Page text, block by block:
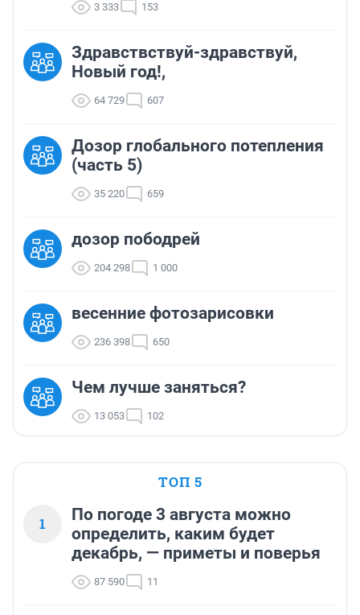
3 333 153
Здравствствуй-здравствуй,
Новый год!,
64 729 607
Дозор глобального потепления
(часть 5)
35 220 659
дозор пободрей
204 298 1 000
весенние фотозарисовки
236 398 650
Чем лучше заняться?
13 053 102
ТОП 5
1
По погоде 3 августа можно
определить, каким будет
декабрь, — приметы и поверья
87 590 11